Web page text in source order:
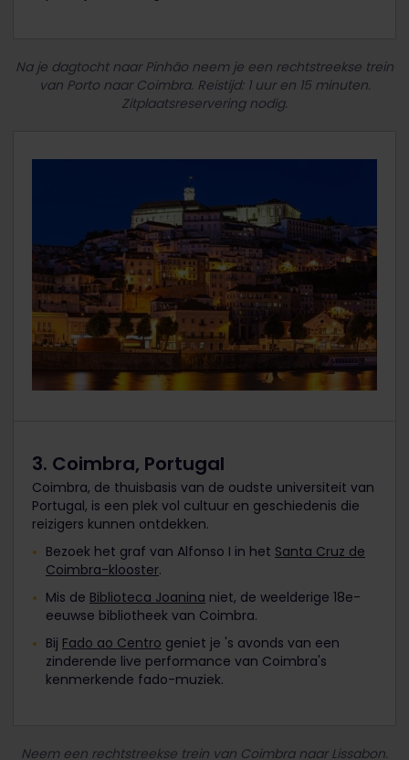
Na je dagtocht naar Pinhão neem je een rechtstreekse trein
van Porto naar Coimbra. Reistijd: 1 uur en 15 minuten.
Zitplaatsreservering nodig.
3. Coimbra, Portugal
Coimbra, de thuisbasis van de oudste universiteit van
Portugal, is een plek vol cultuur en geschiedenis die
reizigers kunnen ontdekken.
Bezoek het graf van Alfonso I in het Santa Cruz de
Coimbra-klooster.
Mis de Biblioteca Joanina niet, de weelderige 18e-
eeuwse bibliotheek van Coimbra.
Bij Fado ao Centro geniet je 's avonds van een
zinderende live performance van Coimbra's
kenmerkende fado-muziek.
Neem een rechtstreekse trein van Coimbra naar Lissabon.